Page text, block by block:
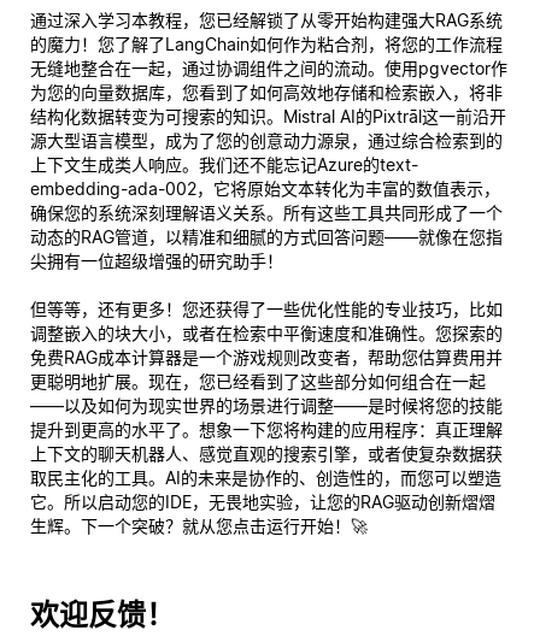
通过深入学习本教程，您已经解锁了从零开始构建强大RAG系统
的魔力！您了解了LangChain如何作为粘合剂，将您的工作流程
无缝地整合在一起，通过协调组件之间的流动。使用pgvector作
为您的向量数据库，您看到了如何高效地存储和检索嵌入，将非
结构化数据转变为可搜索的知识。Mistral AI的Pixtrāl这一前沿开
源大型语言模型，成为了您的创意动力源泉，通过综合检索到的
上下文生成类人响应。我们还不能忘记Azure的text-
embedding-ada-002，它将原始文本转化为丰富的数值表示，
确保您的系统深刻理解语义关系。所有这些工具共同形成了一个
动态的RAG管道，以精准和细腻的方式回答问题——就像在您指
尖拥有一位超级增强的研究助手！
但等等，还有更多！您还获得了一些优化性能的专业技巧，比如
调整嵌入的块大小，或者在检索中平衡速度和准确性。您探索的
免费RAG成本计算器是一个游戏规则改变者，帮助您估算费用并
更聪明地扩展。现在，您已经看到了这些部分如何组合在一起
——以及如何为现实世界的场景进行调整——是时候将您的技能
提升到更高的水平了。想象一下您将构建的应用程序： 真正理解
上下文的聊天机器人、感觉直观的搜索引擎，或者使复杂数据获
取民主化的工具。AI的未来是协作的、创造性的，而您可以塑造
它。所以启动您的IDE，无畏地实验，让您的RAG驱动创新熠熠
生辉。下一个突破？就从您点击运行开始！🚀
欢迎反馈！